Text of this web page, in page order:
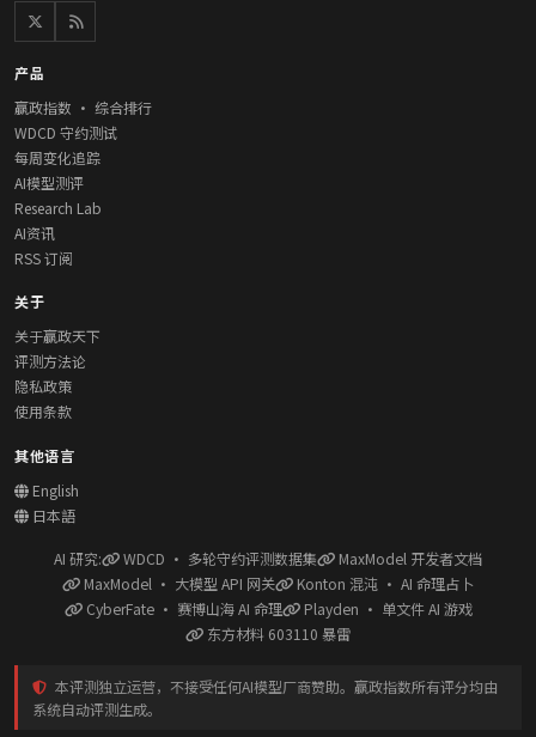
产品
赢政指数 · 综合排行
WDCD 守约测试
每周变化追踪
AI模型测评
Research Lab
AI资讯
RSS 订阅
关于
关于赢政天下
评测方法论
隐私政策
使用条款
其他语言
English
日本語
AI 研究: WDCD · 多轮守约评测数据集
MaxModel 开发者文档
MaxModel · 大模型 API 网关
Konton 混沌 · AI 命理占卜
CyberFate · 赛博山海 AI 命理
Playden · 单文件 AI 游戏
东方材料 603110 暴雷
本评测独立运营，不接受任何AI模型厂商赞助。赢政指数所有评分均由
系统自动评测生成。